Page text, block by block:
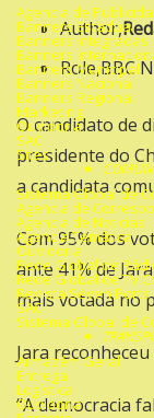
Author,
Role,BBC
O candidato de
presidente do
a candidata
Com 95% dos
ante 41% de
mais votada no
Jara
“A democracia
Agencia de
Banners Estadual
Banners Integradas
Banners
Banners Municipal
Banners Nacional
Banners Regional
Marketing
Ouvidoria
SAC
Sites
Sistema Global de
Agencia de
Agencia de Noticias
Agencia Temática
Ouvidoria
Rede Global de
Rede Global de TV
Revista Seven Ports
SAC
Sistema Global de
Armazém Geral
Entrega
Logística
Ouvidoria